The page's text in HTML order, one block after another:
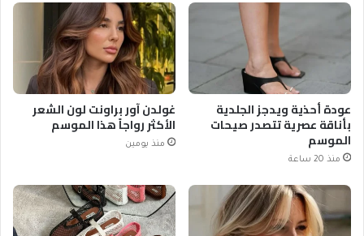
عودة أحذية ويدجز الجلدية
بأناقة عصرية تتصدر صيحات
الموسم
منذ 20 ساعة
غولدن آور براونت لون الشعر
الأكثر رواجاً هذا الموسم
منذ يومين